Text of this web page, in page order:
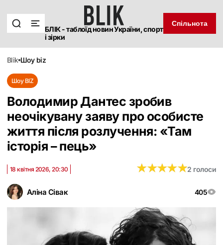
БЛІК - таблоїд новин України, спорт
і зірки
Спільнота
blik шоу biz
Шоу BIZ
Володимир Дантес зробив
неочікувану заяву про особисте
життя після розлучення: «Там
історія – пець»
Аліна Сівак 405
18 квітня 2026, 20:30 ★★★★★
★★★★★2 голоси